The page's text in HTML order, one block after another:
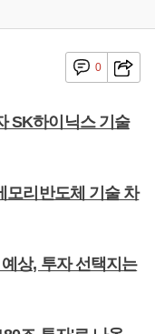
0
SK하이닉스 기술
모리반도체 기술 차
상, 투자 선택지는